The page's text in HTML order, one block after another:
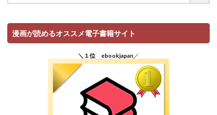
漫画が読めるオススメ電子書籍サイト
＼１位 ebookjapan ／